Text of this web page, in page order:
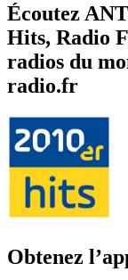
Écoutez
Hits, Radio
radios du
radio.fr
Obtenez